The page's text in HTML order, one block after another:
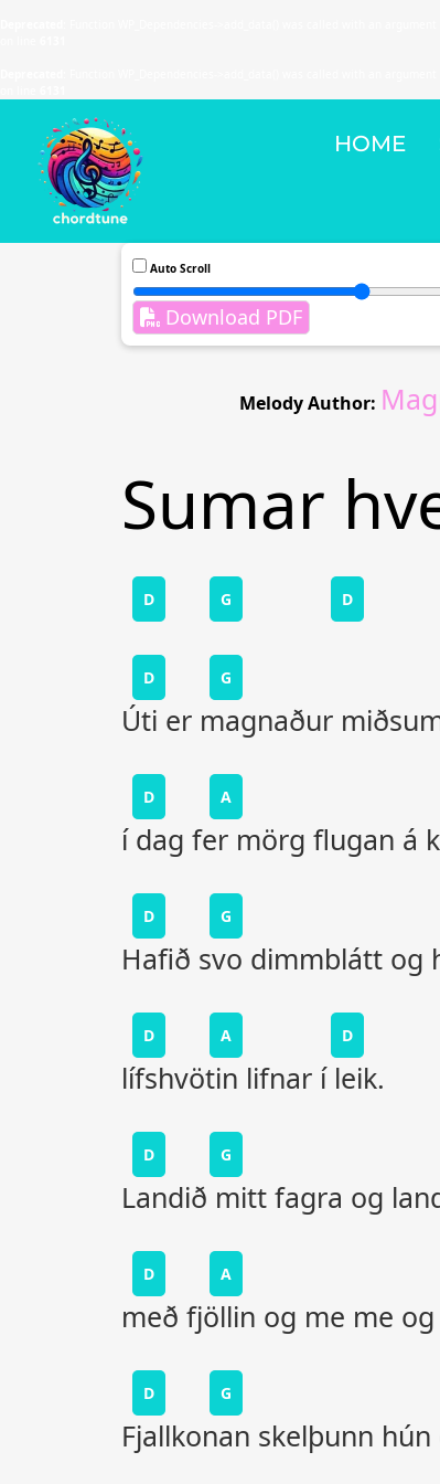
HOME
Auto Scroll
Download PDF
Melody Author:
Sumar
D G D
D G
Úti er magnaður
D A
í dag fer mörg flugan á
D G
Hafið svo dimmblátt og
D A D
lífshvötin lifnar í leik.
D G
Landið mitt fagra og
D A
með fjöllin og me me
D G
Fjallkonan skelþunn hún